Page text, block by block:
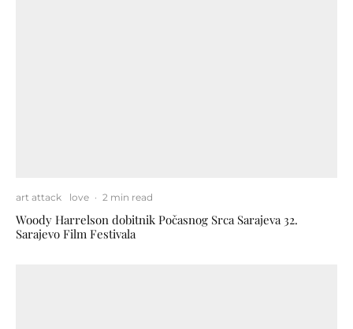
art attack love · 2 min read
Woody Harrelson dobitnik Počasnog Srca Sarajeva 32.
Sarajevo Film Festivala